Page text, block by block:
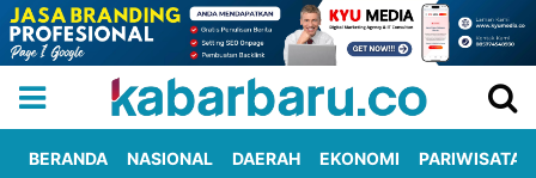
BERANDA NASIONAL DAERAH EKONOMI PARIWISATA